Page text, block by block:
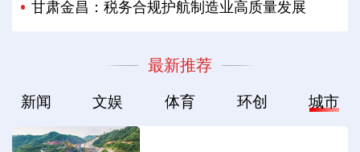
甘肃金昌：税务合规护航制造业高质量发展
最新推荐
新闻 文娱 体育 环创 城市